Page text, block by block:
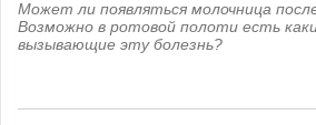
Может ли появляться молочница
Возможно в ротовой полоти есть
вызывающие эту болезнь?